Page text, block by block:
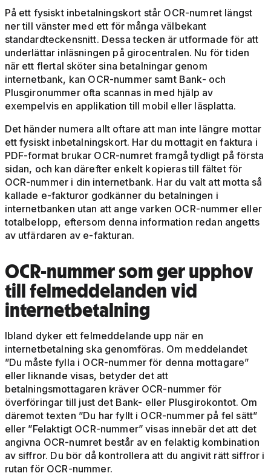
På ett fysiskt inbetalningskort står OCR-numret längst
ner till vänster med ett för många välbekant
standardteckensnitt. Dessa tecken är utformade för att
underlättar inläsningen på girocentralen. Nu för tiden
när ett flertal sköter sina betalningar genom
internetbank, kan OCR-nummer samt Bank- och
Plusgironummer ofta scannas in med hjälp av
exempelvis en applikation till mobil eller läsplatta.
Det händer numera allt oftare att man inte längre mottar
ett fysiskt inbetalningskort. Har du mottagit en faktura i
PDF-format brukar OCR-numret framgå tydligt på första
sidan, och kan därefter enkelt kopieras till fältet för
OCR-nummer i din internetbank. Har du valt att motta så
kallade e-fakturor godkänner du betalningen i
internetbanken utan att ange varken OCR-nummer eller
totalbelopp, eftersom denna information redan angetts
av utfärdaren av e-fakturan.
OCR-nummersom ger upphov
till felmeddelanden vid
internetbetalning
Ibland dyker ett felmeddelande upp när en
internetbetalning ska genomföras. Om meddelandet
”Du måste fylla i OCR-nummer för denna mottagare”
eller liknande visas, betyder det att
betalningsmottagaren kräver OCR-nummer för
överföringar till just det Bank- eller Plusgirokontot. Om
däremot texten ”Du har fyllt i OCR-nummer på fel sätt”
eller ”Felaktigt OCR-nummer” visas innebär det att det
angivna OCR-numret består av en felaktig kombination
av siffror. Du bör då kontrollera att du angivit rätt siffror i
rutan för OCR-nummer.